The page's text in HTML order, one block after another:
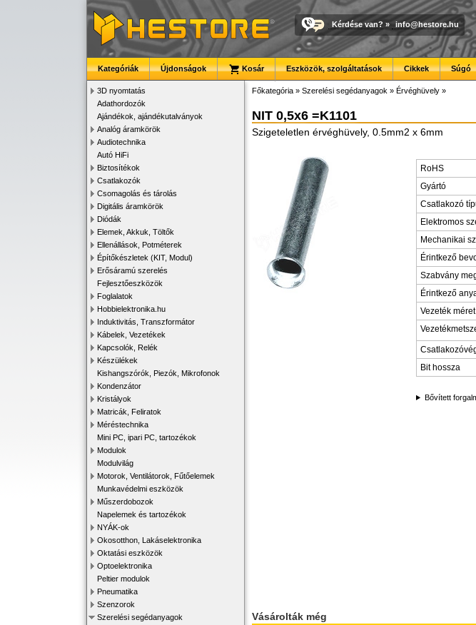
Kérdése van? » info@hestore.hu
Kategóriák Újdonságok Kosár Eszközök, szolgáltatások Cikkek Súgó
3D nyomtatás
Adathordozók
Ajándékok, ajándékutalványok
Analóg áramkörök
Audiotechnika
Autó HiFi
Biztosítékok
Csatlakozók
Csomagolás és tárolás
Digitális áramkörök
Diódák
Elemek, Akkuk, Töltők
Ellenállások, Potméterek
Építőkészletek (KIT, Modul)
Erősáramú szerelés
Fejlesztőeszközök
Foglalatok
Hobbielektronika.hu
Induktivitás, Transzformátor
Kábelek, Vezetékek
Kapcsolók, Relék
Készülékek
Kishangszórók, Piezók, Mikrofonok
Kondenzátor
Kristályok
Matricák, Feliratok
Méréstechnika
Mini PC, ipari PC, tartozékok
Modulok
Modulvilág
Motorok, Ventilátorok, Fűtőelemek
Munkavédelmi eszközök
Műszerdobozok
Napelemek és tartozékok
NYÁK-ok
Okosotthon, Lakáselektronika
Oktatási eszközök
Optoelektronika
Peltier modulok
Pneumatika
Szenzorok
Szerelési segédanyagok
Főkategória » Szerelési segédanyagok » Érvéghüvely »
NIT 0,5x6 =K1101
Szigeteletlen érvéghüvely, 0.5mm2 x 6mm
RoHS
Gyártó
Csatlakozó
Elektromos
Mechanikai
Érintkező
Szabvány
Érintkező
Vezeték méret
Bit hossza
Bővített
Vásárolták még